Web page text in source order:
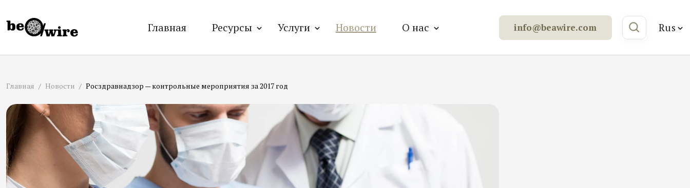
Главная Ресурсы Услуги Новости О нас info@beawire.com Rus
Главная Новости Росздравнадзор — контрольные мероприятия за 2017 год